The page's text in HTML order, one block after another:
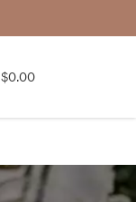
$0.00